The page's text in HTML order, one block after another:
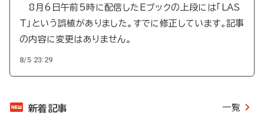
8月6日午前5時に配信したEブックの上段には「LAS
T」という誤植がありました。すでに修正しています。記事
の内容に変更はありません。
8/5 23:29
新着記事 一覧